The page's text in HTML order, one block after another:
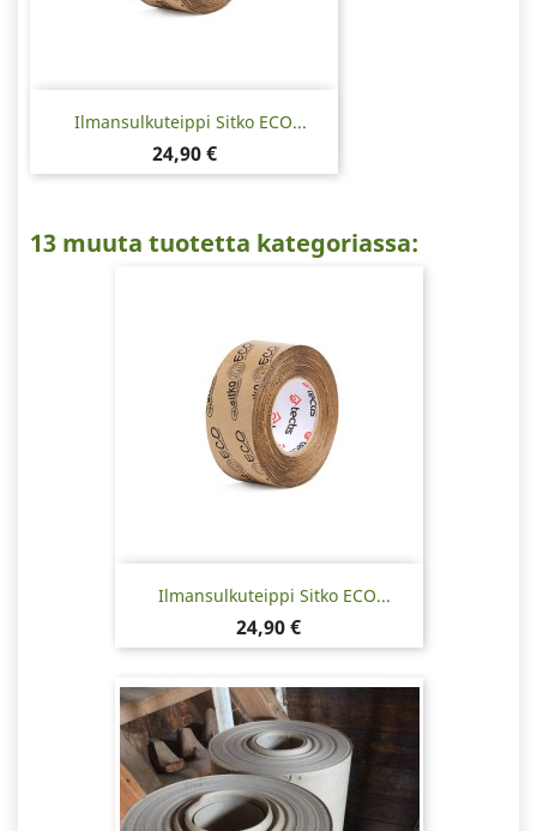
Ilmansulkuteippi Sitko ECO...
Hinta
24,90 €
13 muuta tuotetta kategoriassa:
Ilmansulkuteippi Sitko ECO...
Hinta
24,90 €